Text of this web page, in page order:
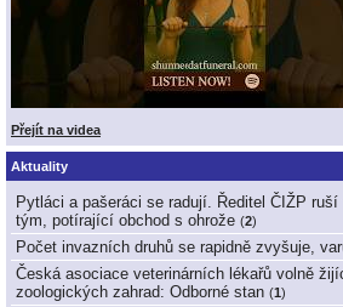
Přejít na videa
Aktuality
Pytláci a pašeráci se radují. Ředitel ČIŽP ruší
tým, potírající obchod s ohrože (2)
Počet invazních druhů se rapidně zvyšuje,
Česká asociace veterinárních lékařů volně
zoologických zahrad: Odborné stan (1)